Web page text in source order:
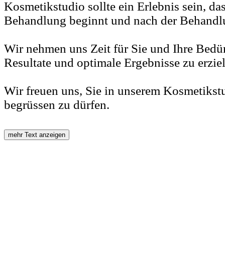
Kosmetikstudio sollte ein Erlebnis sein,
Behandlung beginnt und nach der
Wir nehmen uns Zeit für Sie und Ihre
Resultate und optimale Ergebnisse zu
Wir freuen uns, Sie in unserem
begrüssen zu dürfen.
mehr Text anzeigen